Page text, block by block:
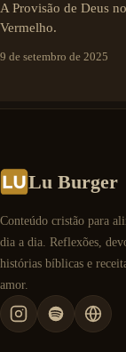
A Provisão de Deus
Vermelho.
9 de setembro de 2025
Lu Burger
Conteúdo cristão para
dia a dia. Reflexões,
histórias bíblicas e
amor.